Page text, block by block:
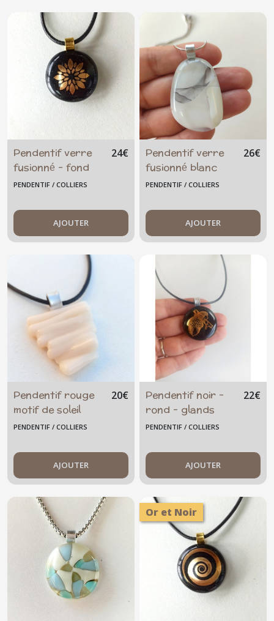
Pendentif verre
fusionné - fond
noir fleur dorée
24€
PENDENTIF / COLLIERS
AJOUTER
Pendentif verre
fusionné blanc
fumée
26€
PENDENTIF / COLLIERS
AJOUTER
Pendentif rouge
motif de soleil
stylisé
20€
PENDENTIF / COLLIERS
AJOUTER
Pendentif noir -
rond - glands
22€
PENDENTIF / COLLIERS
AJOUTER
Or et Noir
Boucles
d'oreilles
d'oreilles
Parure
Pendentif
croix
Bijoux
Broche
épingler
Porte-
clés
(12)
Bague